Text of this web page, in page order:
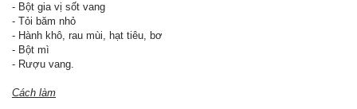
- Bột gia vị sốt vang
- Tỏi băm nhỏ
- Hành khô, rau mùi, hạt tiêu, bơ
- Bột mì
- Rượu vang.
Cách làm